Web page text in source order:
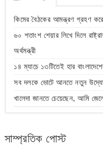
কিমের বৈঠকের আমন্ত্রণ গ্রহণ
৬০ শতাংশ শেয়ার লিখে দিলে
অর্থমন্ত্রী
১৪ ম্যাচে ১৩টিতেই হার
সব দলকে ভোটে আনতে নতুন
খালেদা জানতে চেয়েছেন, আমি
সাম্প্রতিক পোস্ট